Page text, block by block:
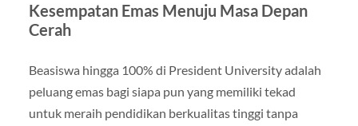
Kesempatan Emas Menuju Masa Depan
Cerah
Beasiswa hingga 100% di President University adalah
peluang emas bagi siapa pun yang memiliki tekad
untuk meraih pendidikan berkualitas tinggi tanpa